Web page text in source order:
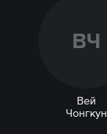
ВЧ
Вей
Чонгкун